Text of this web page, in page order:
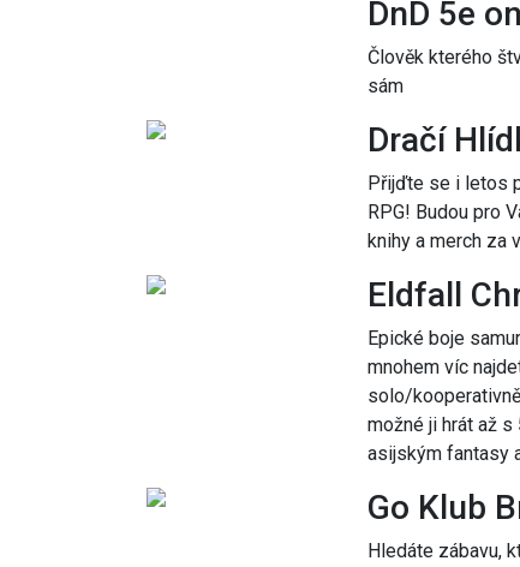
DnD 5e
Člověk kterého
sám
Dračí
Přijďte se i letos
RPG! Budou pro
knihy a merch za
Eldfall
Epické boje
mnohem víc
solo/
možné ji hrát až
asijským fantasy
Go Klub
Hledáte zábavu,